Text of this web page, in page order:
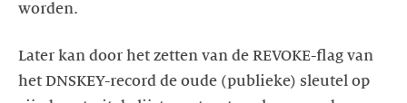
worden.
Later kan door het zetten van de REVOKE-flag van
het DNSKEY-record de oude (publieke) sleutel op